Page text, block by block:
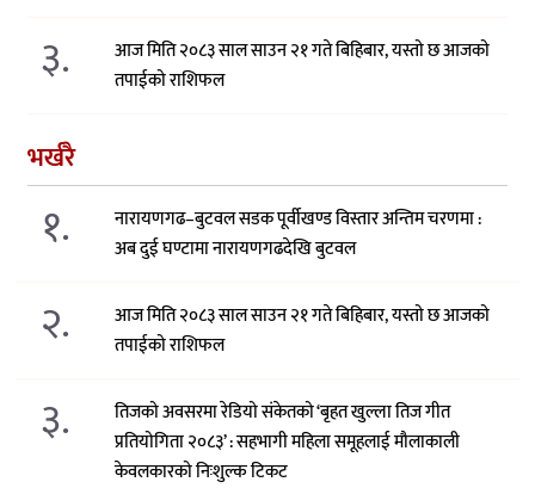
३.
आज मिति २०८३ साल साउन २१ गते बिहिबार, यस्तो छ आजको
तपाईको राशिफल
भर्खरै
१.
नारायणगढ–बुटवल सडक पूर्वीखण्ड विस्तार अन्तिम चरणमा :
अब दुई घण्टामा नारायणगढदेखि बुटवल
२.
आज मिति २०८३ साल साउन २१ गते बिहिबार, यस्तो छ आजको
तपाईको राशिफल
३.
तिजको अवसरमा रेडियो संकेतको ‘बृहत खुल्ला तिज गीत
प्रतियोगिता २०८३’ : सहभागी महिला समूहलाई मौलाकाली
केवलकारको निःशुल्क टिकट